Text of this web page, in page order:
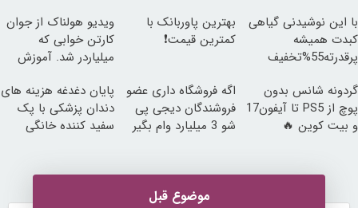
با این نوشیدنی گیاهی
کبدت همیشه
پرقدرته55%تخفیف
بهترین پاوربانک با
کمترین قیمت❗
ویدیو هولناک از جوان
کارتن خوابی که
میلیاردر شد. آموزش
گردونه شانس بدون
پوچ از PS5 تا آیفون17
و بیت کوین 🔥
اگه فروشگاه داری عضو
فروشندگان دیجی پی
شو 3 میلیارد وام بگیر
پایان دغدغه هزینه های
دندان پزشکی با پک
سفید کننده خانگی
موضوع قبل